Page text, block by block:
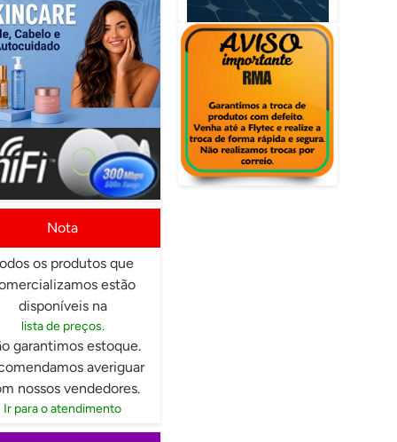
Nota
os produtos que
estão
disponíveis na
lista de preços.
garantimos estoque.
averiguar
nossos vendedores.
Ir para o atendimento